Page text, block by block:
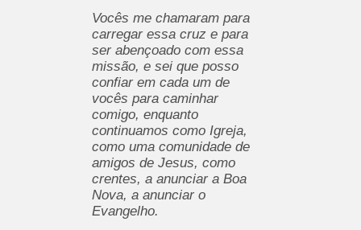
Vocês me chamaram para
carregar essa cruz e para
ser abençoado com essa
missão, e sei que posso
confiar em cada um de
vocês para caminhar
comigo, enquanto
continuamos como Igreja,
como uma comunidade de
amigos de Jesus, como
crentes, a anunciar a Boa
Nova, a anunciar o
Evangelho.